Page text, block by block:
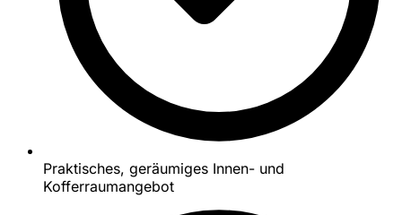
Praktisches, geräumiges Innen- und
Kofferraumangebot